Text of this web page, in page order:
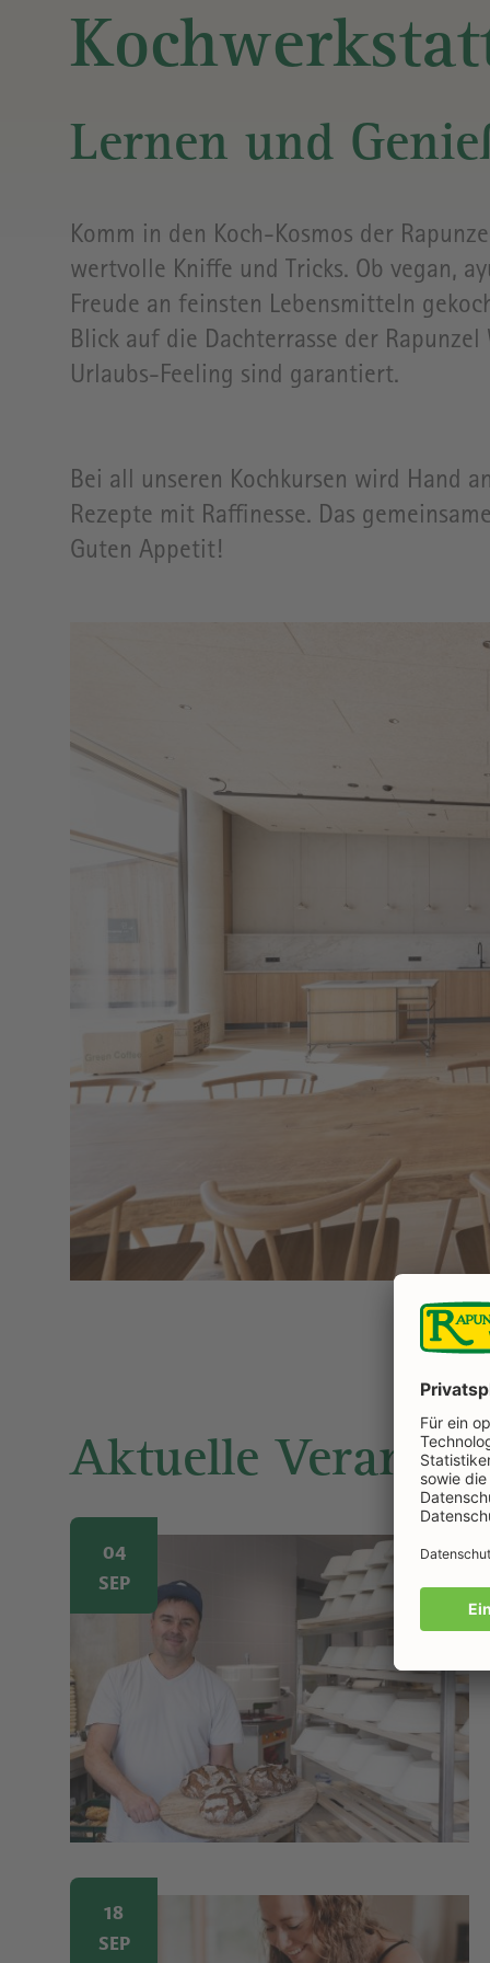
STELLPLATZ
BULLI
KONFERENZRÄUMEBISTRO
BÄCKEREI &
KONDITOREI
RAPUNZEL
CASINO
(ÖFFENTLICHES
MITARBEITER-
RESTAURANT
AUF DEM
FIRMENGELÄNDE)
BIO-
MARKT
Lernen und
Komm in den Koch-Kosmos der
wertvolle Kniffe und Tricks. Ob vegan,
Freude an feinsten Lebensmitteln
Blick auf die Dachterrasse der
Urlaubs-Feeling sind garantiert.
Bei all unseren Kochkursen wird Hand
Rezepte mit Raffinesse. Das
Guten Appetit!
Aktuelle
Image
04
SEP
Image
18
SEP